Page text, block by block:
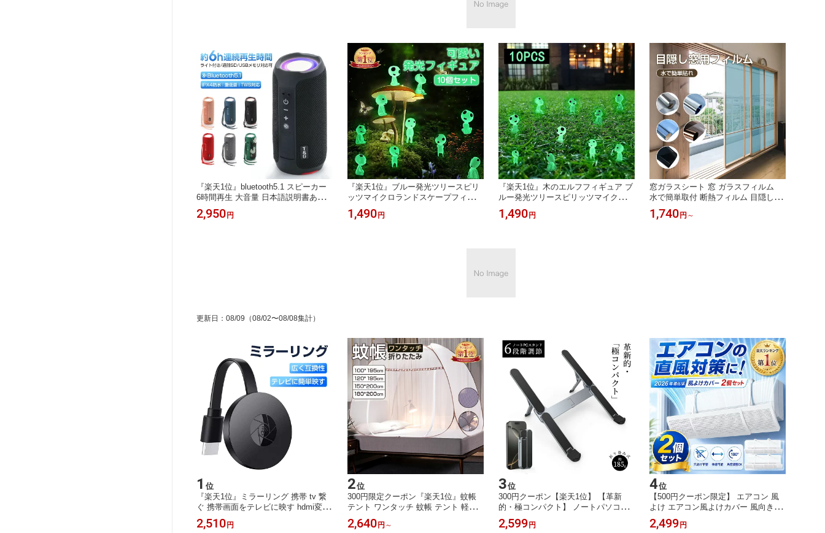
『楽天1位』bluetooth5.1 スピーカー
6時間再生 大音量 日本語説明書あり
ブルートゥーススピーカー ワイヤレ
ススピーカー 小型 ブルートゥース お
2,950 円
『楽天1位』ブルー発光ツリースピリ
ッツマイクロランドスケープフィギュ
アオーナメント 屋外光るミニチュア
像 鉢植えミニガーデンアクセサリー
1,490 円
『楽天1位』木のエルフフィギュア ブ
ルー発光ツリースピリッツマイクロラ
ンドスケープフィギュアオーナメン
ト、屋外光るミニチュア像、鉢植えミ
1,490 円
窓ガラスシート 窓 ガラスフィルム
水で簡単取付 断熱フィルム 目隠し窓
用フィルム 台風 対策 UVカット 紫外
線カット 断熱 遮光 遮熱 飛散防止 は
1,740 円 ～
更新日 ： 08/09 （08/02〜08/08集計）
1 位
『楽天1位』ミラーリング 携帯 tv 繋
ぐ 携帯画面をテレビに映す hdmi変換
ケーブル hdmi 変換 HDMIミラーキャ
スト 広く互換性 4K画面 ありブラッ
2,510 円
2位
300円限定クーポン『楽天1位』蚊帳
テント ワンタッチ 蚊帳 テント 軽量
簡単設置 固定フック付き ベッド用 蚊
帳んぽ 蚊帳 シングル テント 安眠 蚊/
2,640 円 ～
3位
300円クーポン【楽天1位】 【革新
的・極コンパクト】 ノートパソコン
スタンド PCスタンド 折りたたみ式
安定感 超軽量 角度調整 姿勢改善 お
2,599 円
4位
【500円クーポン限定】 エアコン 風
よけ エアコン風よけカバー 風向き調
整 風除けカバー 冷房 暖房 冷風 暖風
直風対策 かぜよけ 風向きカバー 伸縮
2,499 円